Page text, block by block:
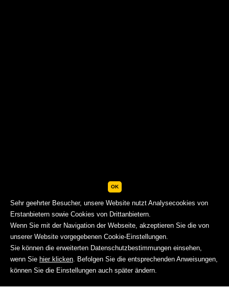
BUCHEN
OK
Sehr geehrter Besucher, unsere Website nutzt Analysecookies von
Erstanbietern sowie Cookies von Drittanbietern.
Wenn Sie mit der Navigation der Webseite, akzeptieren Sie die von
unserer Website vorgegebenen Cookie-Einstellungen.
Sie können die erweiterten Datenschutzbestimmungen einsehen,
wenn Sie hier klicken. Befolgen Sie die entsprechenden Anweisungen,
können Sie die Einstellungen auch später ändern.